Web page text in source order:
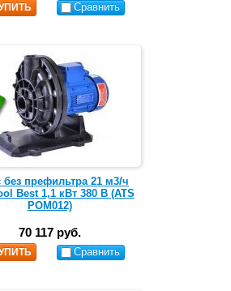
Сравнить
без префильтра 21 м3/ч
Best 1,1 кВт 380 В (ATS
POM012)
70 117 руб.
Сравнить